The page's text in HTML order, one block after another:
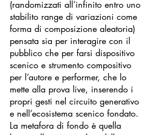
(randomizzati all’infinito entro uno
stabilito range di variazioni come
forma di composizione aleatoria)
pensata sia per interagire con il
pubblico che per farsi dispositivo
scenico e strumento compositivo
per l’autore e performer, che lo
mette alla prova live, inserendo i
propri gesti nel circuito generativo
e nell’ecosistema scenico fondato.
La metafora di fondo è quella